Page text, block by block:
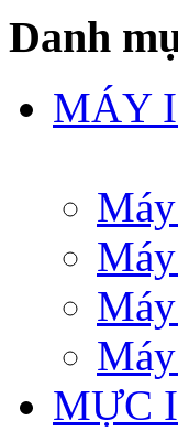
Danh
MÁY
MỰC